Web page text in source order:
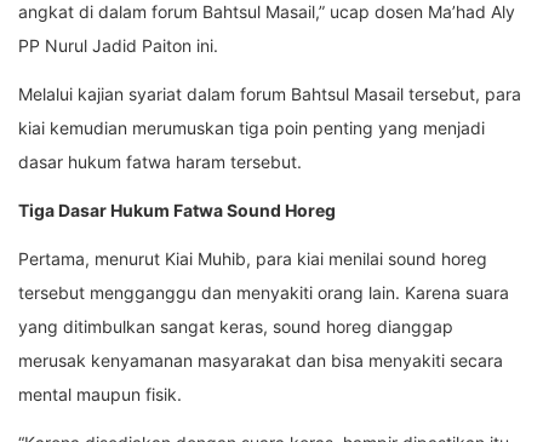
angkat di dalam forum Bahtsul Masail,” ucap dosen Ma’had Aly
PP Nurul Jadid Paiton ini.
Melalui kajian syariat dalam forum Bahtsul Masail tersebut, para
kiai kemudian merumuskan tiga poin penting yang menjadi
dasar hukum fatwa haram tersebut.
Tiga Dasar Hukum Fatwa Sound Horeg
Pertama, menurut Kiai Muhib, para kiai menilai sound horeg
tersebut mengganggu dan menyakiti orang lain. Karena suara
yang ditimbulkan sangat keras, sound horeg dianggap
merusak kenyamanan masyarakat dan bisa menyakiti secara
mental maupun fisik.